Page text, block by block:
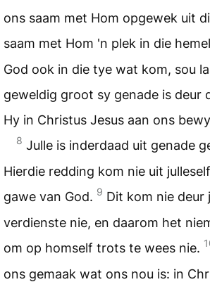
ons saam met Hom opgewek uit
saam met Hom 'n plek in die
God ook in die tye wat kom, sou
geweldig groot sy genade is deur
Hy in Christus Jesus aan ons
8 Julle is inderdaad uit genade
Hierdie redding kom nie uit
gawe van God. 9 Dit kom nie deur
verdienste nie, en daarom het
om op homself trots te wees nie.
ons gemaak wat ons nou is: in